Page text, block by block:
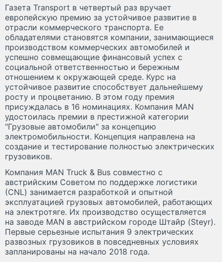
Газета Transport в четвертый раз вручает
европейскую премию за устойчивое развитие в
отрасли коммерческого транспорта. Ее
обладателями становятся компании, занимающиеся
производством коммерческих автомобилей и
успешно совмещающие финансовый успех с
социальной ответственностью и бережным
отношением к окружающей среде. Курс на
устойчивое развитие способствует дальнейшему
росту и процветанию. В этом году премия
присуждалась в 16 номинациях. Компания MAN
удостоилась премии в престижной категории
"Грузовые автомобили" за концепцию
электромобильности. Концепция направлена на
создание и тестирование полностью электрических
грузовиков.
Компания MAN Truck & Bus совместно с
австрийским Советом по поддержке логистики
(СNL) занимается разработкой и опытной
эксплуатацией грузовых автомобилей, работающих
на электротяге. Их производство осуществляется
на заводе MAN в австрийском городе Штайр (Steyr).
Первые серьезные испытания 9 электрических
развозных грузовиков в повседневных условиях
запланированы на начало 2018 года.